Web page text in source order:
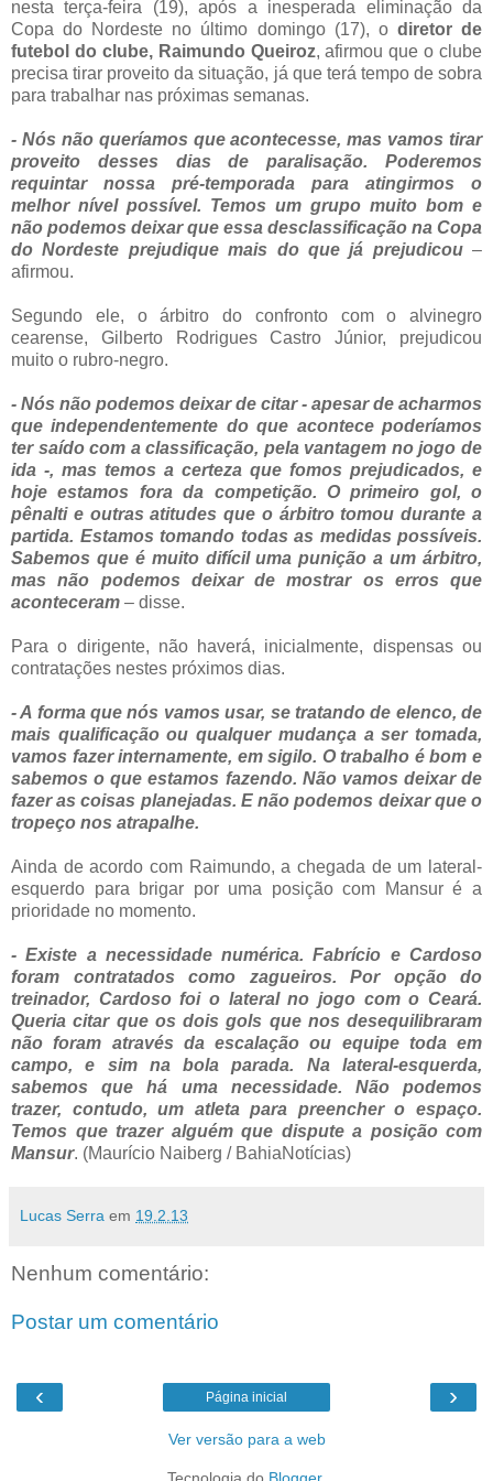
nesta terça-feira (19), após a inesperada eliminação da
Copa do Nordeste no último domingo (17), odiretor de
futebol do clube, Raimundo Queiroz, afirmou que o clube
precisa tirar proveito da situação, já que terá tempo de sobra
para trabalhar nas próximas semanas.
- Nós não queríamos que acontecesse, mas vamos tirar
proveito desses dias de paralisação. Poderemos
requintar nossa pré-temporada para atingirmos o
melhor nível possível. Temos um grupo muito bom e
não podemos deixar que essa desclassificação na Copa
do Nordeste prejudique mais do que já prejudicou–
afirmou.
Segundo ele, o árbitro do confronto com o alvinegro
cearense, Gilberto Rodrigues Castro Júnior, prejudicou
muito o rubro-negro.
- Nós não podemos deixar de citar - apesar de acharmos
que independentemente do que acontece poderíamos
ter saído com a classificação, pela vantagem no jogo de
ida -, mas temos a certeza que fomos prejudicados, e
hoje estamos fora da competição. O primeiro gol, o
pênalti e outras atitudes que o árbitro tomou durante a
partida. Estamos tomando todas as medidas possíveis.
Sabemos que é muito difícil uma punição a um árbitro,
mas não podemos deixar de mostrar os erros que
aconteceram – disse.
Para o dirigente, não haverá, inicialmente, dispensas ou
contratações nestes próximos dias.
- A forma que nós vamos usar, se tratando de elenco, de
mais qualificação ou qualquer mudança a ser tomada,
vamos fazer internamente, em sigilo. O trabalho é bom e
sabemos o que estamos fazendo. Não vamos deixar de
fazer as coisas planejadas. E não podemos deixar que o
tropeço nos atrapalhe.
Ainda de acordo com Raimundo, a chegada de um lateral-
esquerdo para brigar por uma posição com Mansur é a
prioridade no momento.
- Existe a necessidade numérica. Fabrício e Cardoso
foram contratados como zagueiros. Por opção do
treinador, Cardoso foi o lateral no jogo com o Ceará.
Queria citar que os dois gols que nos desequilibraram
não foram através da escalação ou equipe toda em
campo, e sim na bola parada. Na lateral-esquerda,
sabemos que há uma necessidade. Não podemos
trazer, contudo, um atleta para preencher o espaço.
Temos que trazer alguém que dispute a posição com
Mansur. (Maurício Naiberg / BahiaNotícias)
Lucas Serra em 19.2.13
Nenhum comentário:
Postar um comentário
‹ ›
Página inicial
Ver versão para a web